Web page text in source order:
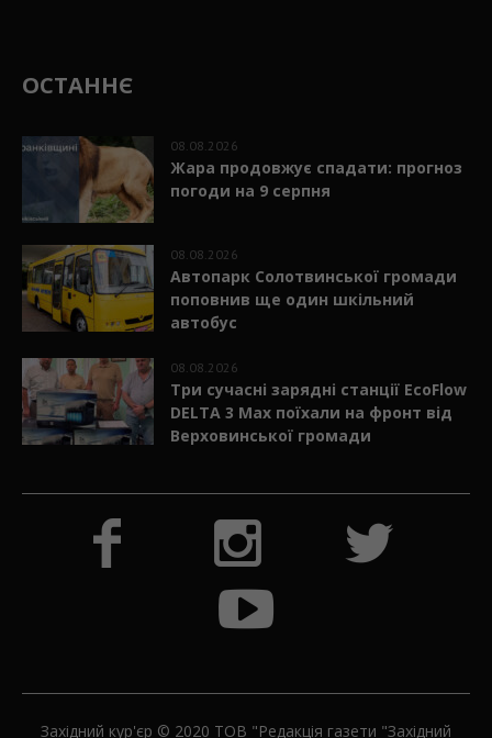
ОСТАННЄ
08.08.2026
Жара продовжує спадати: прогноз
погоди на 9 серпня
08.08.2026
Автопарк Солотвинської громади
поповнив ще один шкільний
автобус
08.08.2026
Три сучасні зарядні станції EcoFlow
DELTA 3 Max поїхали на фронт від
Верховинської громади
Західний кур'єр © 2020 ТОВ "Редакція газети "Західний